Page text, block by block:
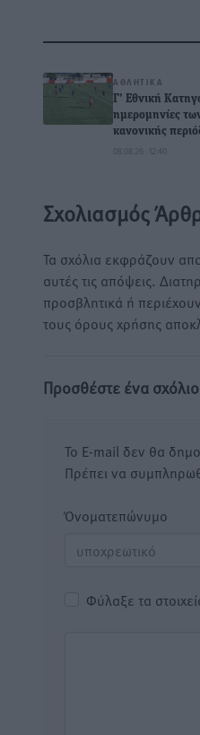
ΑΘΛΗΤΙΚΆ
Γ’ Εθνική
ημερομηνίες
κανονικής
08.08.26 · 12:40
Σχολιασμός
Τα σχόλια εκφράζουν
αυτές τις απόψεις.
προσβλητικά ή
τους όρους χρήσης
Προσθέστε ένα σχόλιο
Το E-mail δεν θα
Πρέπει να
Όνοματεπώνυμο
Φύλαξε τα